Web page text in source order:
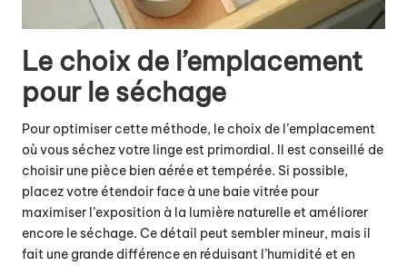
Le choix de l’emplacement
pour le séchage
Pour optimiser cette méthode, le choix de l’emplacement
où vous séchez votre linge est primordial. Il est conseillé de
choisir une pièce bien aérée et tempérée. Si possible,
placez votre étendoir face à une baie vitrée pour
maximiser l’exposition à la lumière naturelle et améliorer
encore le séchage. Ce détail peut sembler mineur, mais il
fait une grande différence en réduisant l’humidité et en